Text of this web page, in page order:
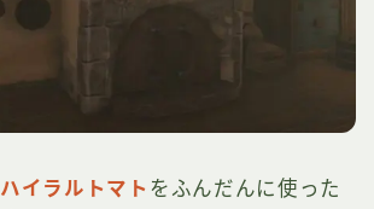
ハイラルトマト をふんだんに使った